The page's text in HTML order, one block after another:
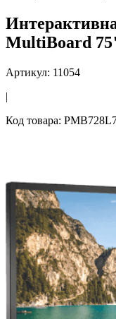
MultiBoard
Артикул: 11054
|
Код товара: